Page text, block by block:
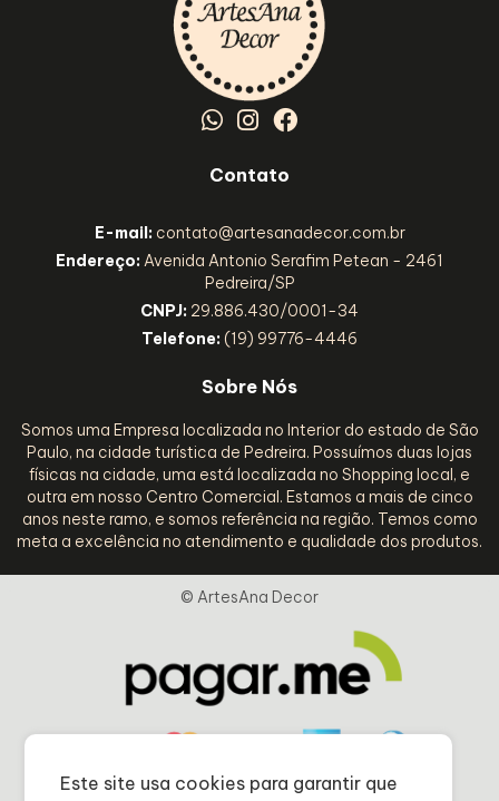
Este site usa cookies para garantir que
Contato
E-mail: contato@artesanadecor.com.br
Endereço: Avenida Antonio Serafim Petean - 2461
Pedreira/SP
CNPJ: 29.886.430/0001-34
Telefone: (19) 99776-4446
Sobre Nós
Somos uma Empresa localizada no Interior do estado de São
Paulo, na cidade turística de Pedreira. Possuímos duas lojas
físicas na cidade, uma está localizada no Shopping local, e
outra em nosso Centro Comercial. Estamos a mais de cinco
anos neste ramo, e somos referência na região. Temos como
meta a excelência no atendimento e qualidade dos produtos.
© ArtesAna Decor